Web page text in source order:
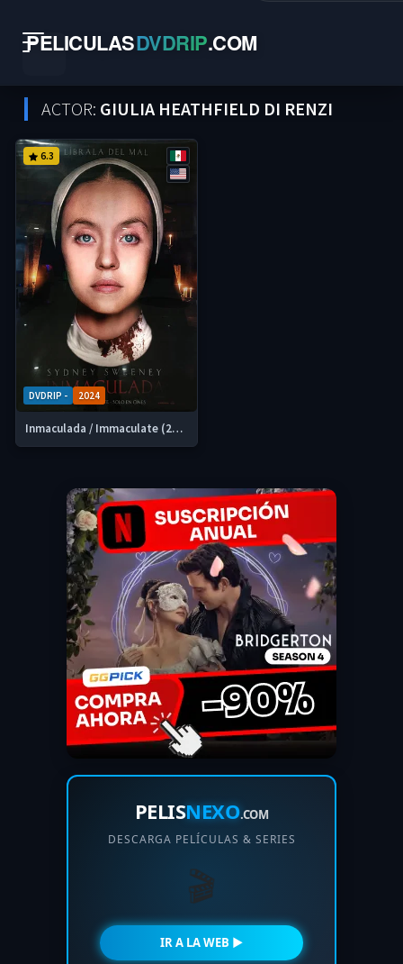
PELICULASDVDRIP.COM
ACTOR: GIULIA HEATHFIELD DI RENZI
DVDRIP - 2024
6.3
Inmaculada / Immaculate (2024) DVDrip Latino
PELISNEXO.COM
DESCARGA PELÍCULAS & SERIES
🎬
IR A LA WEB ►